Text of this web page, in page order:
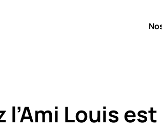
Louis est